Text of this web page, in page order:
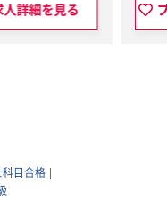
人詳細を見る
目合格